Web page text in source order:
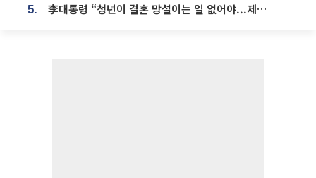
5. 李대통령 “청년이 결혼 망설이는 일 없어야...제도상 불이익 조사”